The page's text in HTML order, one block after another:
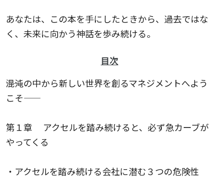
あなたは、この本を手にしたときから、過去ではな
く、未来に向かう神話を歩み続ける。
目次
――混沌の中から新しい世界を創るマネジメントへよう
こそ――
第１章 アクセルを踏み続けると、必ず急カーブが
やってくる
・アクセルを踏み続ける会社に潜む３つの危険性